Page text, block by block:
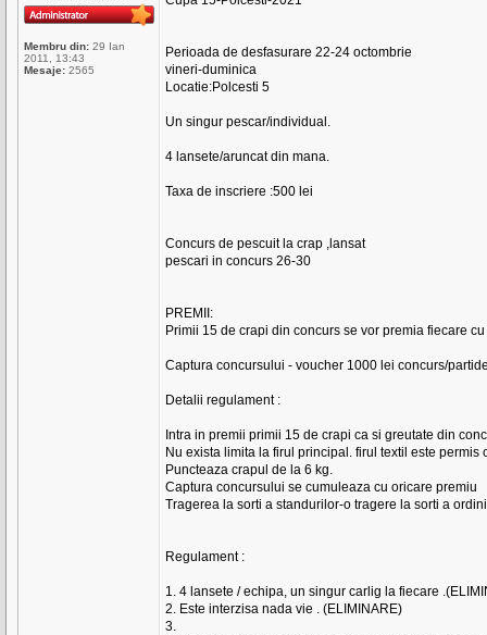
Membru din: 29 Ian
2011, 13:43
Mesaje: 2565
Perioada de desfasurare 22-24 octombrie
vineri-duminica
Locatie:Polcesti 5
Un singur pescar/individual.
4 lansete/aruncat din mana.
Taxa de inscriere :500 lei
Concurs de pescuit la crap ,lansat
pescari in concurs 26-30
PREMII:
Primii 15 de crapi din concurs se vor premia fiecare
Captura concursului - voucher 1000 lei concurs/
Detalii regulament :
Intra in premii primii 15 de crapi ca si greutate din
Nu exista limita la firul principal. firul textil este
Puncteaza crapul de la 6 kg.
Captura concursului se cumuleaza cu oricare premiu
Tragerea la sorti a standurilor-o tragere la sorti a
Regulament :
1. 4 lansete / echipa, un singur carlig la fiecare
2. Este interzisa nada vie . (ELIMINARE)
3.